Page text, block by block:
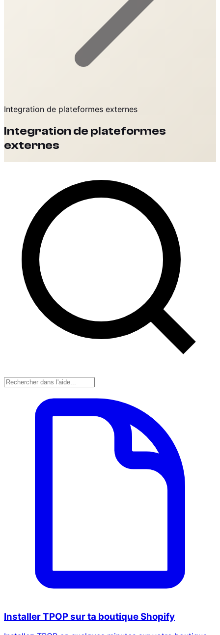
Integration de plateformes externes
Integration de plateformes
externes
Installer TPOP sur ta boutique Shopify